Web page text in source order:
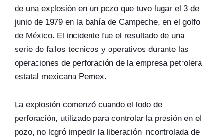
de una explosión en un pozo que tuvo lugar el 3 de
junio de 1979 en la bahía de Campeche, en el golfo
de México. El incidente fue el resultado de una
serie de fallos técnicos y operativos durante las
operaciones de perforación de la empresa petrolera
estatal mexicana Pemex.
La explosión comenzó cuando el lodo de
perforación, utilizado para controlar la presión en el
pozo, no logró impedir la liberación incontrolada de